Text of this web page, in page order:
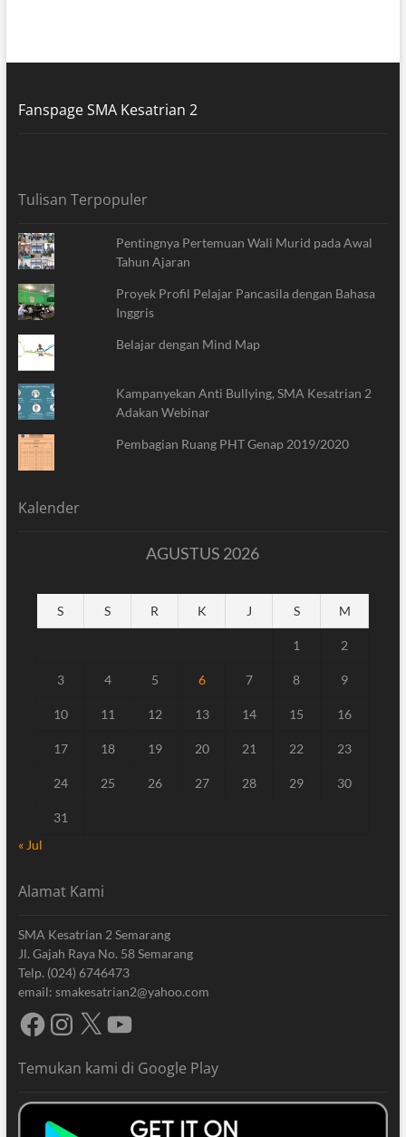
Fanspage SMA Kesatrian 2
Tulisan Terpopuler
Pentingnya Pertemuan Wali Murid pada Awal
Tahun Ajaran
Proyek Profil Pelajar Pancasila dengan Bahasa
Inggris
Belajar dengan Mind Map
Kampanyekan Anti Bullying, SMA Kesatrian 2
Adakan Webinar
Pembagian Ruang PHT Genap 2019/2020
Kalender
AGUSTUS 2026
S S R K J S M
1 2
3 4 5 6 7 8 9
10 11 12 13 14 15 16
17 18 19 20 21 22 23
24 25 26 27 28 29 30
31
« Jul
Alamat Kami
SMA Kesatrian 2 Semarang
Jl. Gajah Raya No. 58 Semarang
Telp. (024) 6746473
email: smakesatrian2@yahoo.com
FacebookInstagram
X YouTube
Temukan kami di Google Play